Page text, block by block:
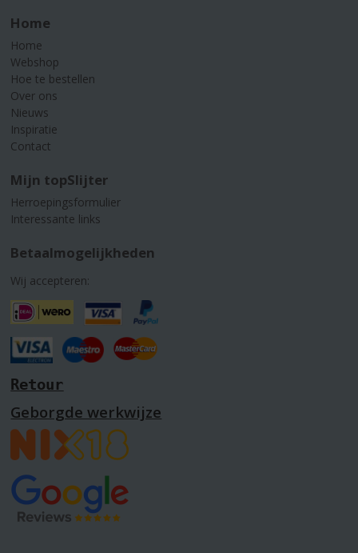
Home
Home
Webshop
Hoe te bestellen
Over ons
Nieuws
Inspiratie
Contact
Mijn topSlijter
Herroepingsformulier
Interessante links
Betaalmogelijkheden
Wij accepteren:
Retour
Geborgde werkwijze